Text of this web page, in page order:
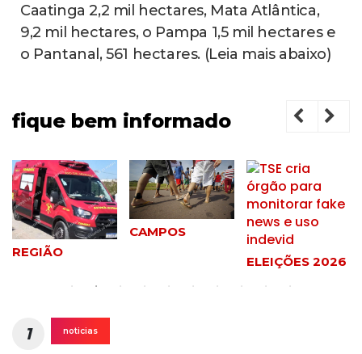
Caatinga 2,2 mil hectares, Mata Atlântica,
9,2 mil hectares, o Pampa 1,5 mil hectares e
o Pantanal, 561 hectares. (Leia mais abaixo)
fique bem informado Previous
REGIÃO
CAMPOS
ELEIÇÕES 2026
1 noticias